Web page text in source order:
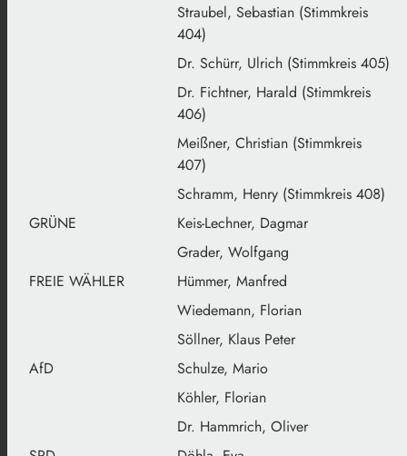
Straubel, Sebastian (Stimmkreis
404)
Dr. Schürr, Ulrich (Stimmkreis 405)
Dr. Fichtner, Harald (Stimmkreis
406)
Meißner, Christian (Stimmkreis
407)
Schramm, Henry (Stimmkreis 408)
GRÜNE
Keis-Lechner, Dagmar
Grader, Wolfgang
FREIE WÄHLER
Hümmer, Manfred
Wiedemann, Florian
Söllner, Klaus Peter
AfD
Schulze, Mario
Köhler, Florian
Dr. Hammrich, Oliver